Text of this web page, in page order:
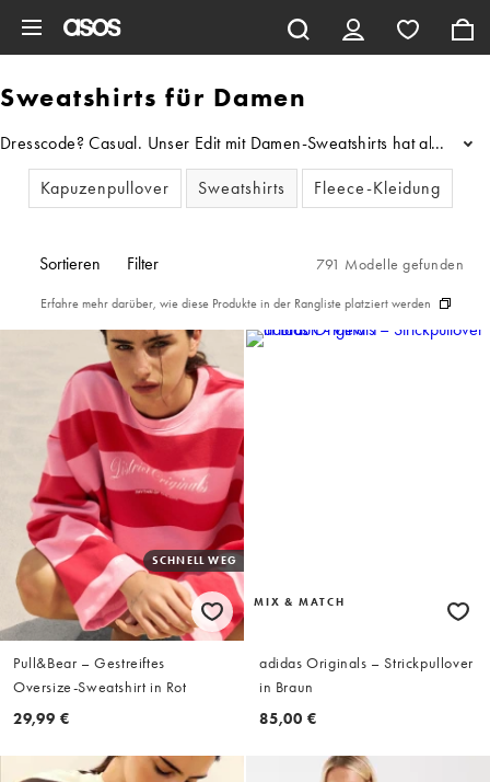
Sweatshirts für Damen
Dresscode? Casual. Unser Edit mit Damen-Sweatshirts hat alles,
...
Kapuzenpullover
Sweatshirts Fleece-Kleidung
Sortieren Filter 791 Modelle gefunden
Erfahre mehr darüber, wie diese Produkte in der Rangliste platziert werden
SCHNELL WEG
Pull&Bear – Gestreiftes
Oversize-Sweatshirt in Rot
29,99 €
MIX & MATCH
adidas Originals – Strickpullover
in Braun
85,00 €